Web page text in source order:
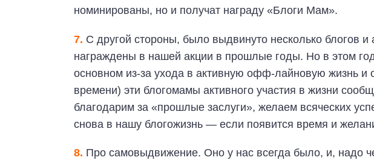
номинированы, но и получат награду «Блоги Мам».
7. С другой стороны, было выдвинуто несколько блогов
награждены в нашей акции в прошлые годы. Но в этом
основном из-за ухода в активную офф-лайновую жизнь и
времени) эти блогомамы активного участия в жизни
благодарим за «прошлые заслуги», желаем всяческих
снова в нашу блогожизнь — если появится время и
8. Про самовыдвижение. Оно у нас всегда было, и, надо